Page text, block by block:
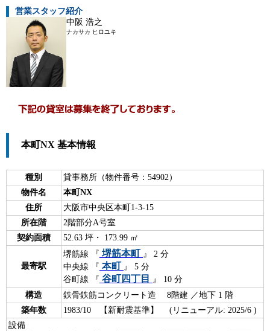
営業スタッフ紹介
中阪 浩之
ナカサカ ヒロユキ
本町NX 基本情報
種別
貸事務所（物件番号：54902）
物件名
本町NX
住所
大阪市中央区本町1-3-15
所在階
2階部分A号室
契約面積
52.63 坪・ 173.99 ㎡
最寄駅
堺筋線 『 堺筋本町 』 2 分
中央線 『 本町 』 5 分
谷町線 『 谷町四丁目
』 10 分
構造
鉄骨鉄筋コンクリート造 8階建 ／地下 1 階
築年数
1983/10 【新耐震基準】 (リニューアル: 2025/6 )
設備